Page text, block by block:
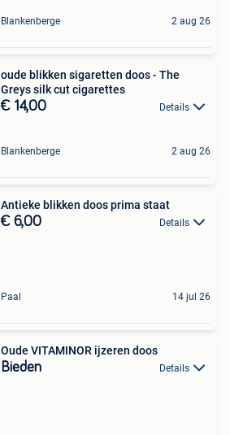
Blankenberge 2 aug 26
oude blikken sigaretten doos - The
Greys silk cut cigarettes
€ 14,00 Details
Blankenberge 2 aug 26
Antieke blikken doos prima staat
€ 6,00 Details
Paal 14 jul 26
Oude VITAMINOR ijzeren doos
Bieden Details